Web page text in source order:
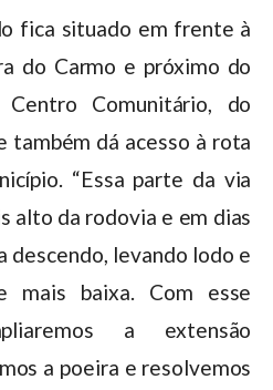
fica situado em frente à
do Carmo e próximo do
Centro Comunitário, do
também dá acesso à rota
“Essa parte da via
alto da rodovia e em dias
descendo, levando lodo e
mais baixa. Com esse
a extensão
a poeira e resolvemos